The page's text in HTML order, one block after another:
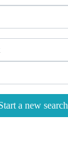
a new search